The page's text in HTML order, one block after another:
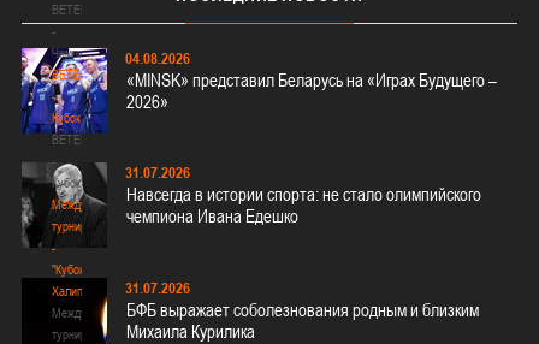
BETERA
-
Чемпионат
BETERA
-
Кубок
BETERA
-
Кубок
Международный
турнир
-
"Кубок
Халипского"
Международный
турнир
04.08.2026
«MINSK» представил Беларусь на «Играх Будущего –
2026»
31.07.2026
Навсегда в истории спорта: не стало олимпийского
чемпиона Ивана Едешко
31.07.2026
БФБ выражает соболезнования родным и близким
Михаила Курилика